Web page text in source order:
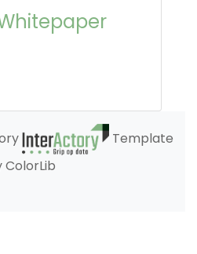
Template
ColorLib